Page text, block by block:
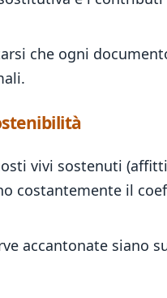
che ogni
vivi sostenuti
costantemente il
accantonate siano